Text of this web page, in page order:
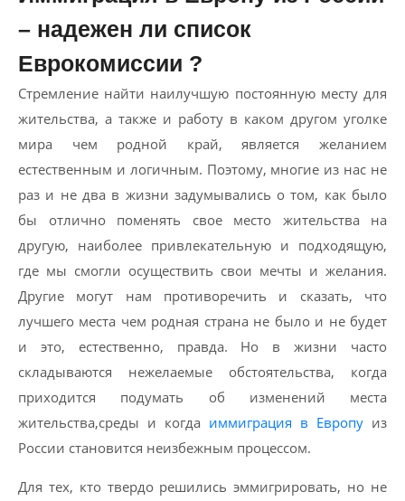
– надежен ли список
Еврокомиссии ?
Стремление найти наилучшую постоянную месту для
жительства, a также и работу в каком другом уголке
мира чем родной край, является желанием
естественным и логичным. Поэтому, многие из нас не
раз и не два в жизни задумывались о том, как было
бы отлично поменять свое место жительства на
другую, наиболее привлекательную и подходящую,
где мы смогли осуществить свои мечты и желания.
Другие могут нам противоречить и сказать, что
лучшего места чем родная страна не было и не будет
и это, естественно, правда. Но в жизни часто
складываются нежелаемые обстоятельства, когда
приходится подумать об изменений места
жительства,среды и когда иммиграция в Европу из
России становится неизбежным процессом.
Для тех, кто твердо решились эммигрировать, но не